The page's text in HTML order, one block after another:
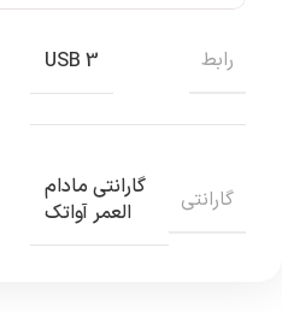
رابط USB 3
گارانتی
گارانتی مادام
العمر آواتک